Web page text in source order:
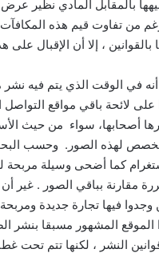
بالمقابل المادي نظير
من تفاوت قيم هذه المكافآت
بالقوانين ، إلا أن الإقبال
على لائحة باقي مواقع
أصحابها، سواء من حيث
لهذه الصور. وحسب
كما أضحى وسيلة مربحة
مقارنة بباقي الصور .
وجدوا فيها تجارة جديدة
الموقع المشهور مسبقا
النشر ، لكنها تتم تحت